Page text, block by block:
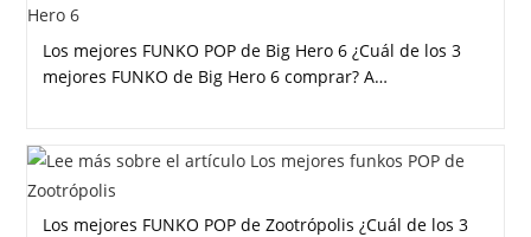
Los mejores FUNKO POP de Big Hero 6 ¿Cuál de los 3
mejores FUNKO de Big Hero 6 comprar? A…
Los mejores FUNKO POP de Zootrópolis ¿Cuál de los 3